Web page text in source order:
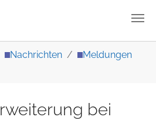
Nachrichten
Meldungen
bei